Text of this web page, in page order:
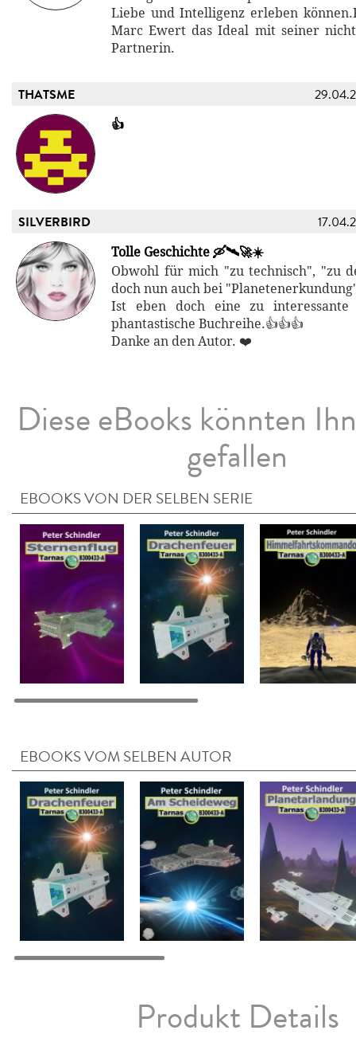
Liebe und Intelligenz erleben
Marc Ewert das Ideal mit seiner
Partnerin.
THATSME
👍
SILVERBIRD
Tolle Geschichte 🛶🛰️🚀☀️
Obwohl für mich "zu technisch", "zu
doch nun auch bei
Ist eben doch eine zu interessante
phantastische Buchreihe.👍👍👍
Danke an den Autor. ❤️
Diese eBooks könnten
gefallen
EBOOKS VON DER SELBEN SERIE
EBOOKS VOM SELBEN AUTOR
Produkt Details